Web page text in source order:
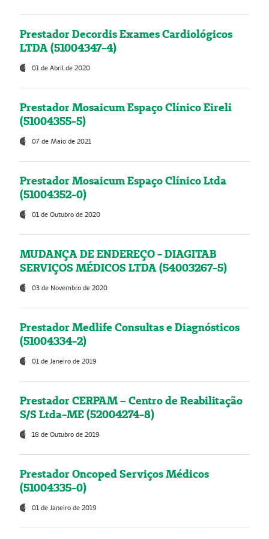
Prestador Decordis Exames Cardiológicos
LTDA (51004347-4)
01 de Abril de 2020
Prestador Mosaicum Espaço Clínico Eireli
(51004355-5)
07 de Maio de 2021
Prestador Mosaicum Espaço Clínico Ltda
(51004352-0)
01 de Outubro de 2020
MUDANÇA DE ENDEREÇO - DIAGITAB
SERVIÇOS MÉDICOS LTDA (54003267-5)
03 de Novembro de 2020
Prestador Medlife Consultas e Diagnósticos
(51004334-2)
01 de Janeiro de 2019
Prestador CERPAM – Centro de Reabilitação
S/S Ltda-ME (52004274-8)
18 de Outubro de 2019
Prestador Oncoped Serviços Médicos
(51004335-0)
01 de Janeiro de 2019